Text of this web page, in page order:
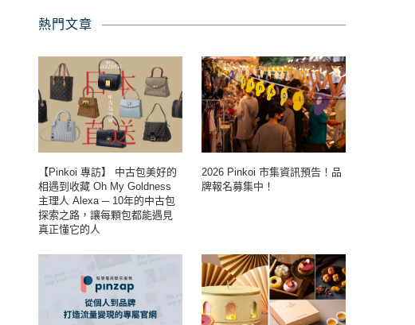
熱門文章
【Pinkoi 專訪】 中古包美好的
相遇到收藏 Oh My Goldness
主理人 Alexa ─ 10年的中古包
探索之路，讓每顆包都能遇見
真正懂它的人
2026 Pinkoi 市集資訊預告！品
牌報名募集中！